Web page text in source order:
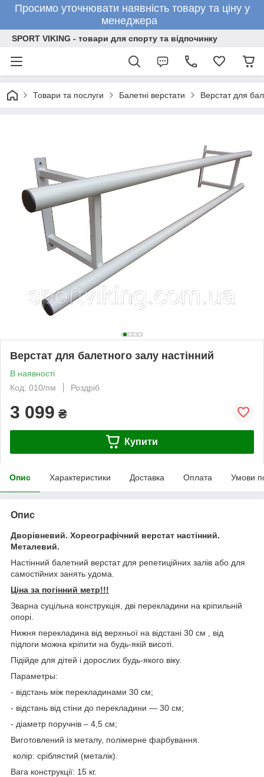
Просимо уточнювати наявність товару та ціну у
менеджера
SPORT VIKING - товари для спорту та відпочинку
Товари та послуги Балетні верстати Верстат для
Верстат для балетного залу настінний
В наявності
Код: 010/пм
Роздріб
3 099 ₴
Купити
Опис Характеристики Доставка Оплата Умови
Опис
Дворівневий. Хореографічний верстат настінний.
Металевий.
Настінний балетний верстат для репетиційних залів або для
самостійних занять удома.
Ціна за погінний метр!!!
Зварна суцільна конструкція, дві перекладини на кріпильній
опорі.
Нижня перекладина від верхньої на відстані 30 см , від
підлоги можна кріпити на будь-якій висоті.
Підійде для дітей і дорослих будь-якого віку.
Параметры:
- відстань між перекладинами 30 см;
- відстань від стіни до перекладини — 30 см;
- діаметр поручнів – 4,5 см;
Виготовлений із металу, полімерне фарбування.
колір: сріблястий (металік).
Вага конструкції: 15 кг.